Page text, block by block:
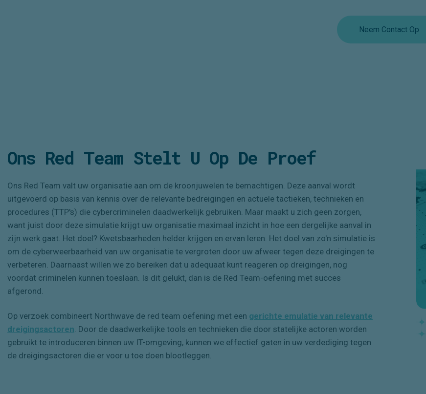
Neem Contact Op
Ons Red Team Stelt U Op De Proef
Ons Red Team valt uw organisatie aan om de kroonjuwelen te bemachtigen. Deze aanval wordt
uitgevoerd op basis van kennis over de relevante bedreigingen en actuele tactieken, technieken en
procedures (TTP's) die cybercriminelen daadwerkelijk gebruiken. Maar maakt u zich geen zorgen,
want juist door deze simulatie krijgt uw organisatie maximaal inzicht in hoe een dergelijke aanval in
zijn werk gaat. Het doel? Kwetsbaarheden helder krijgen en ervan leren. Het doel van zo'n simulatie is
om de cyberweerbaarheid van uw organisatie te vergroten door uw afweer tegen deze dreigingen te
verbeteren. Daarnaast willen we zo bereiken dat u adequaat kunt reageren op dreigingen, nog
voordat criminelen kunnen toeslaan. Is dit gelukt, dan is de Red Team-oefening met succes
afgerond.
Op verzoek combineert Northwave de red team oefening met een gerichte emulatie van relevante
dreigingsactoren . Door de daadwerkelijke tools en technieken die door statelijke actoren worden
gebruikt te introduceren binnen uw IT-omgeving, kunnen we effectief gaten in uw verdediging tegen
de dreigingsactoren die er voor u toe doen blootleggen.